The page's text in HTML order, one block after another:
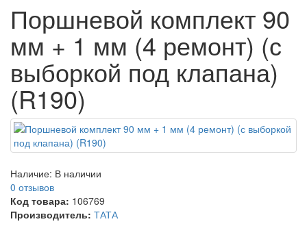
Поршневой комплект 90
мм + 1 мм (4 ремонт) (с
выборкой под клапана)
(R190)
Наличие: В наличии
0 отзывов
Код товара: 106769
Производитель: ТАТА